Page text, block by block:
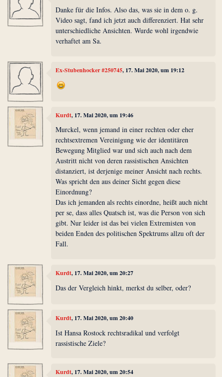
Danke für die Infos. Also das, was sie in dem o. g.
Video sagt, fand ich jetzt auch differenziert. Hat sehr
unterschiedliche Ansichten. Wurde wohl irgendwie
verhaftet am Sa.
Ex-Stubenhocker #250745, 17. Mai 2020, um 19:12
Kurdt, 17. Mai 2020, um 19:46
Murckel, wenn jemand in einer rechten oder eher
rechtsextremen Vereinigung wie der identitären
Bewegung Mitglied war und sich auch nach dem
Austritt nicht von deren rassistischen Ansichten
distanziert, ist derjenige meiner Ansicht nach rechts.
Was spricht den aus deiner Sicht gegen diese
Einordnung?
Das ich jemanden als rechts einordne, heißt auch nicht
per se, dass alles Quatsch ist, was die Person von sich
gibt. Nur leider ist das bei vielen Extremisten von
beiden Enden des politischen Spektrums allzu oft der
Fall.
Kurdt, 17. Mai 2020, um 20:27
Das der Vergleich hinkt, merkst du selber, oder?
Kurdt, 17. Mai 2020, um 20:40
Ist Hansa Rostock rechtsradikal und verfolgt
rassistische Ziele?
Kurdt, 17. Mai 2020, um 20:54